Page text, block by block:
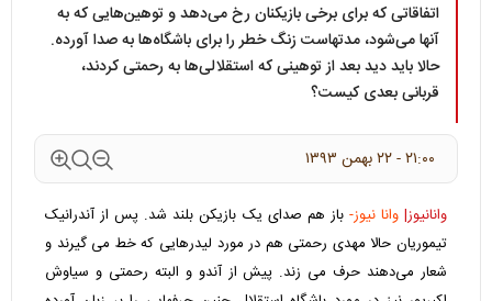
اتفاقاتی که برای برخی بازیکنان رخ می‌دهد و توهین‌هایی که به
آنها می‌شود، مدتهاست زنگ خطر را برای باشگاه‌ها به صدا آورده.
حالا باید دید بعد از توهینی که استقلالی‌ها به رحمتی کردند،
قربانی بعدی کیست؟
۲۱:۰۰ - ۲۲ بهمن ۱۳۹۳
وانانیوز| وانا نیوز- باز هم صدای یک بازیکن بلند شد. پس از آندرانیک
تیموریان حالا مهدی رحمتی هم در مورد لیدرهایی که خط می گیرند و
شعار می‌دهند حرف می زند. پیش از آندو و البته رحمتی و سیاوش